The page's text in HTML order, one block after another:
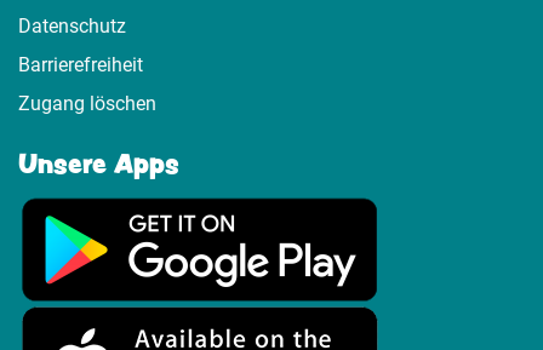
Datenschutz
Barrierefreiheit
Zugang löschen
Unsere Apps